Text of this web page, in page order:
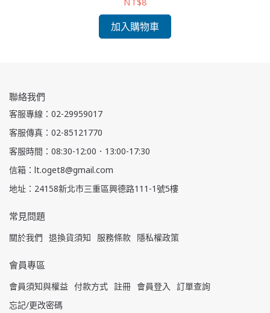
加入購物車
聯絡我們
客服專線：02-29959017
客服傳真：02-85121770
客服時間：08:30-12:00．13:00-17:30
信箱：lt.oget8@gmail.com
地址：24158新北市三重區興德路111-1號5樓
常見問題
關於我們 退換貨須知 服務條款 隱私權政策
會員專區
會員須知與權益 付款方式 註冊 會員登入
訂單查詢
忘記/更改密碼